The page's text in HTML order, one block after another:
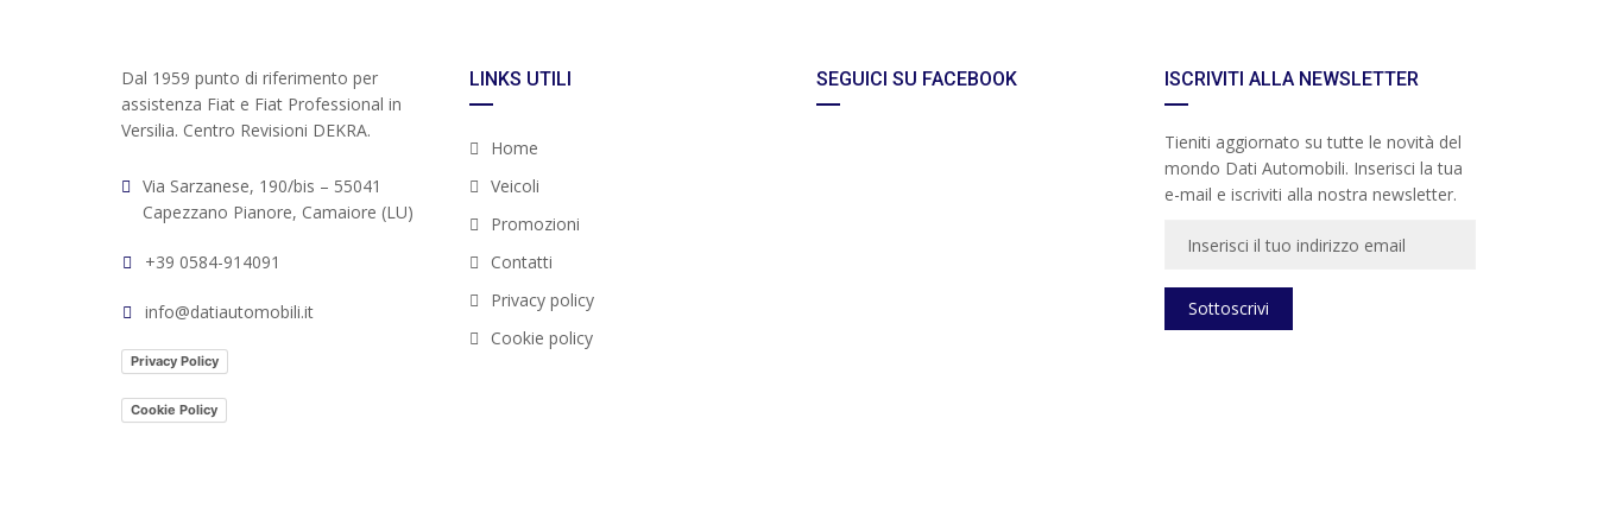
Dal 1959 punto di riferimento per
assistenza Fiat e Fiat Professional in
Versilia. Centro Revisioni DEKRA.
Via Sarzanese, 190/bis – 55041
Capezzano Pianore, Camaiore (LU)
+39 0584-914091
info@datiautomobili.it
Privacy Policy
Cookie Policy
LINKS UTILI
Home
Veicoli
Promozioni
Contatti
Privacy policy
Cookie policy
SEGUICI SU FACEBOOK ISCRIVITI ALLA NEWSLETTER
Tieniti aggiornato su tutte le novità del
mondo Dati Automobili. Inserisci la tua
e-mail e iscriviti alla nostra newsletter.
Sottoscrivi